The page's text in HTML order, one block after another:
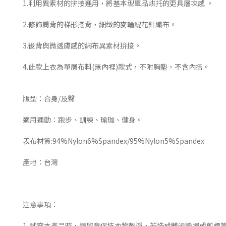
1.利用異素材的拚接運用，將基本型單品烘托的更具層次感 。
2.修飾肩背的梯形挖背，細緻的麥輪緹花針織布。
3.後背與微透膚感的網布異素材拚接。
4.此款上衣為單層布料(無內裡)款式，不附胸墊，不含內搭。
版型：合身/及臀
適用運動：跑步、訓練、瑜珈、健身
表布材質:94%Nylon6%Spandex/95%Nylon5%Spandex
產地：台灣
注意事項：